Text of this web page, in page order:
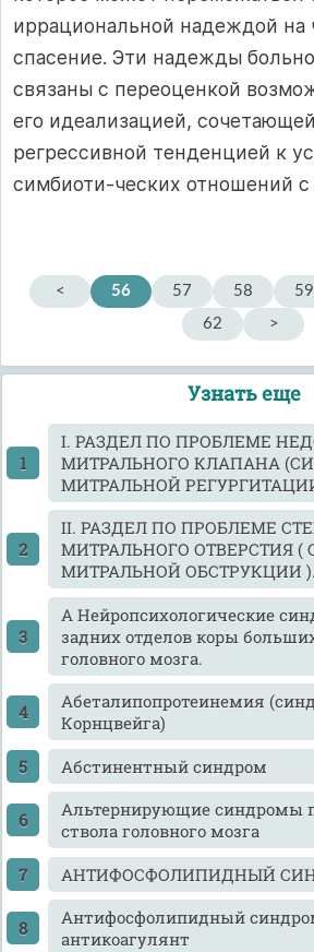
иррациональной надеждой на
спасение. Эти надежды
связаны с переоценкой
его идеализацией,
регрессивной тенденцией к
симбиоти-ческих отношений
< 56 57 58 59
62
>
Узнать еще
I. РАЗДЕЛ ПО ПРОБЛЕМЕ
МИТРАЛЬНОГО КЛАПАНА
МИТРАЛЬНОЙ
II. РАЗДЕЛ ПО ПРОБЛЕМЕ
МИТРАЛЬНОГО ОТВЕРСТИЯ
МИТРАЛЬНОЙ ОБСТРУКЦИИ ).
А Нейропсихологические
задних отделов коры
головного мозга.
Абеталипопротеинемия
Корнцвейга)
Абстинентный синдром
Альтернирующие синдромы
ствола головного мозга
АНТИФОСФОЛИПИДНЫЙ
Антифосфолипидный
антикоагулянт